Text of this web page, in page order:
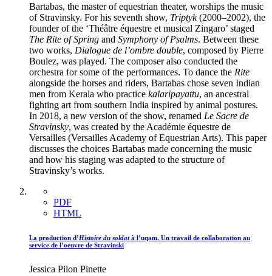
Bartabas, the master of equestrian theater, worships the music
of Stravinsky. For his seventh show, Triptyk(2000–2002), the
founder of the ‘Théâtre équestre et musical Zingaro’ staged
The Rite of Spring and Symphony of Psalms. Between these
two works, Dialogue de l’ombre double, composed by Pierre
Boulez, was played. The composer also conducted the
orchestra for some of the performances. To dance the Rite
alongside the horses and riders, Bartabas chose seven Indian
men from Kerala who practice kalaripayattu, an ancestral
fighting art from southern India inspired by animal postures.
In 2018, a new version of the show, renamed Le Sacre de
Stravinsky, was created by the Académie équestre de
Versailles (Versailles Academy of Equestrian Arts). This paper
discusses the choices Bartabas made concerning the music
and how his staging was adapted to the structure of
Stravinsky’s works.
PDF
HTML
La production d’Histoire du soldatà l’uqam. Un travail de collaboration au
service de l’oeuvre de Stravinski
Jessica Pilon Pinette